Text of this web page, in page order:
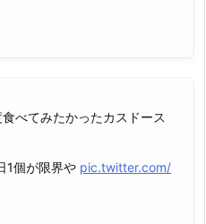
べてみたかったカスドース
1個が限界や pic.twitter.com/